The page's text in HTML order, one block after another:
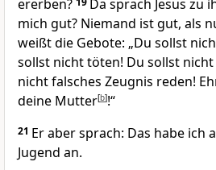
ererben?
Da sprach Jesus zu
mich gut? Niemand ist gut, als
weißt die Gebote: „Du sollst
sollst nicht töten! Du sollst
nicht falsches Zeugnis reden!
deine Mutter[b]!“
21 Er aber sprach: Das habe ich
Jugend an.